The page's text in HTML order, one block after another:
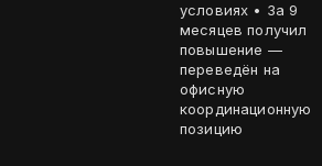
условиях • За 9
месяцев получил
повышение —
переведён на
офисную
координационную
позицию